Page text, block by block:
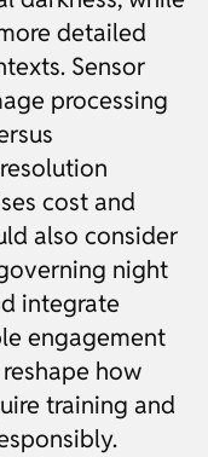
detailed
Sensor
processing
cost and
also consider
night
integrate
engagement
how
training and